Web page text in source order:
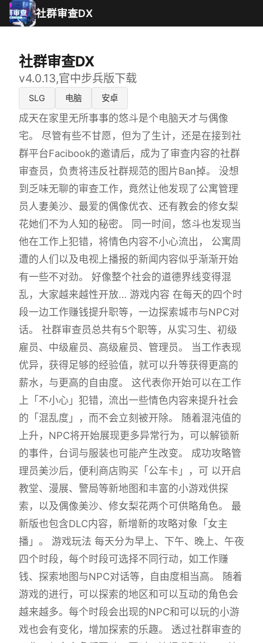
社群审查DX
社群审查DX
v4.0.13,官中步兵版下载
SLG 电脑 安卓
成天在家里无所事事的悠斗是个电脑天才与偶像
宅。 尽管有些不甘愿，但为了生计，还是在接到社
群平台Facibook的邀请后，成为了审查内容的社群
审查员，负责将违反社群规范的图片Ban掉。 没想
到乏味无聊的审查工作，竟然让他发现了公寓管理
员人妻美沙、最爱的偶像优衣、还有教会的修女梨
花她们不为人知的秘密。 同一时间，悠斗也发现当
他在工作上犯错，将情色内容不小心流出， 公寓周
遭的人们以及电视上播报的新闻内容似乎渐渐开始
有一些不对劲。 好像整个社会的道德界线变得混
乱，大家越来越性开放… 游戏内容 在每天的四个时
段一边工作赚钱提升职等，一边探索城市与NPC对
话。 社群审查员总共有5个职等，从实习生、初级
雇员、中级雇员、高级雇员、管理员。 当工作表现
优异，获得足够的经验值，就可以升等获得更高的
薪水，与更高的自由度。 这代表你开始可以在工作
上「不小心」犯错，流出一些情色内容来提升社会
的「混乱度」，而不会立刻被开除。 随着混沌值的
上升，NPC将开始展现更多异常行为，可以解锁新
的事件，台词与服装也可能产生改变。 成功攻略管
理员美沙后，便利商店购买「公车卡」，可 以开启
教堂、漫展、警局等新地图和丰富的小游戏供探
索，以及偶像美沙、修女梨花两个可供略角色。 最
新版也包含DLC内容，新增新的攻略对象「女主
播」。 游戏玩法 每天分为早上、下午、晚上、午夜
四个时段，每个时段可选择不同行动，如工作赚
钱、探索地图与NPC对话等，自由度相当高。 随着
游戏的进行，可以探索的地区和可以互动的角色会
越来越多。每个时段会出现的NPC和可以玩的小游
戏也会有变化，增加探索的乐趣。 透过社群审查的